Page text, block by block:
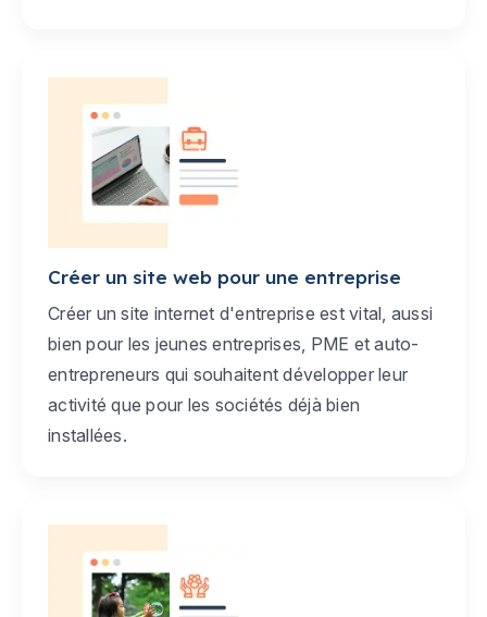
Créer un site web pour une entreprise
Créer un site internet d'entreprise est vital, aussi
bien pour les jeunes entreprises, PME et auto-
entrepreneurs qui souhaitent développer leur
activité que pour les sociétés déjà bien
installées.